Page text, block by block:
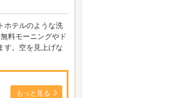
ホテルのような洗
料モーニングやド
す。空を見上げな
もっと見る